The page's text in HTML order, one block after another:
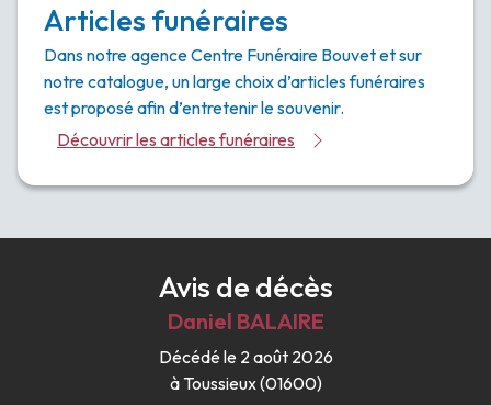
Articles funéraires
Dans notre agence Centre Funéraire Bouvet et sur
notre catalogue, un large choix d’articles funéraires
est proposé afin d’entretenir le souvenir.
Découvrir les articles funéraires
Avis de décès
Daniel BALAIRE
Décédé le 2 août 2026
à Toussieux (01600)